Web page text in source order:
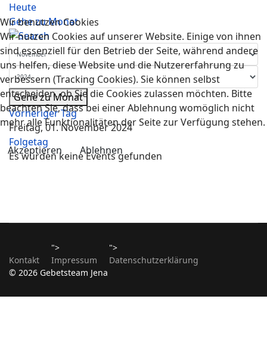
Heute
Gehe zu Monat
Gehe zu Monat
Vorheriger Tag
Freitag, 01. November 2024
Folgetag
Es wurden keine Events gefunden
Kontakt
">
Impressum
">
Datenschutzerklärung
© 2026 Gebetsteam Jena
Wir benutzen Cookies
Wir nutzen Cookies auf unserer Website. Einige von ihnen
sind essenziell für den Betrieb der Seite, während andere
uns helfen, diese Website und die Nutzererfahrung zu
verbessern (Tracking Cookies). Sie können selbst
entscheiden, ob Sie die Cookies zulassen möchten. Bitte
beachten Sie, dass bei einer Ablehnung womöglich nicht
mehr alle Funktionalitäten der Seite zur Verfügung stehen.
Akzeptieren Ablehnen